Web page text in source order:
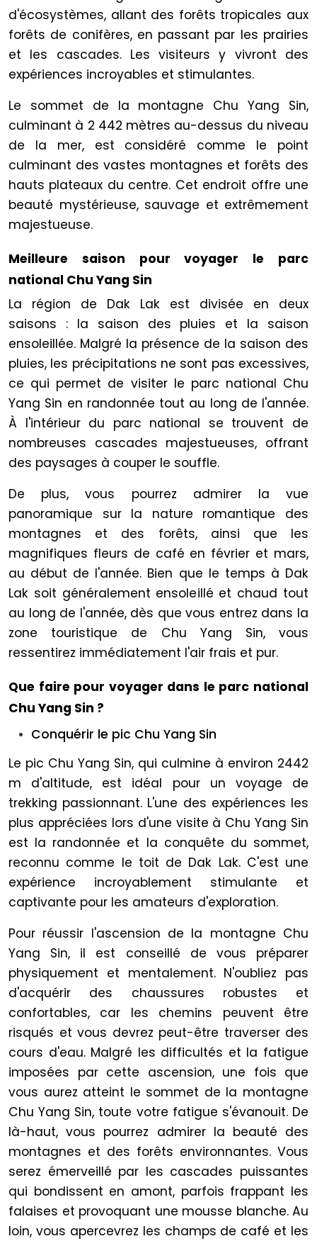
d'écosystèmes, allant des forêts tropicales aux
forêts de conifères, en passant par les prairies
et les cascades. Les visiteurs y vivront des
expériences incroyables et stimulantes.
Le sommet de la montagne Chu Yang Sin,
culminant à 2 442 mètres au-dessus du niveau
de la mer, est considéré comme le point
culminant des vastes montagnes et forêts des
hauts plateaux du centre. Cet endroit offre une
beauté mystérieuse, sauvage et extrêmement
majestueuse.
Meilleure saison pour voyager le parc
national Chu Yang Sin
La région de Dak Lak est divisée en deux
saisons : la saison des pluies et la saison
ensoleillée. Malgré la présence de la saison des
pluies, les précipitations ne sont pas excessives,
ce qui permet de visiter le parc national Chu
Yang Sin en randonnée tout au long de l'année.
À l'intérieur du parc national se trouvent de
nombreuses cascades majestueuses, offrant
des paysages à couper le souffle.
De plus, vous pourrez admirer la vue
panoramique sur la nature romantique des
montagnes et des forêts, ainsi que les
magnifiques fleurs de café en février et mars,
au début de l'année. Bien que le temps à Dak
Lak soit généralement ensoleillé et chaud tout
au long de l'année, dès que vous entrez dans la
zone touristique de Chu Yang Sin, vous
ressentirez immédiatement l'air frais et pur.
Que faire pour voyager dans le parc national
Chu Yang Sin ?
Conquérir le pic Chu Yang Sin
Le pic Chu Yang Sin, qui culmine à environ 2442
m d'altitude, est idéal pour un voyage de
trekking passionnant. L'une des expériences les
plus appréciées lors d'une visite à Chu Yang Sin
est la randonnée et la conquête du sommet,
reconnu comme le toit de Dak Lak. C'est une
expérience incroyablement stimulante et
captivante pour les amateurs d'exploration.
Pour réussir l'ascension de la montagne Chu
Yang Sin, il est conseillé de vous préparer
physiquement et mentalement. N'oubliez pas
d'acquérir des chaussures robustes et
confortables, car les chemins peuvent être
risqués et vous devrez peut-être traverser des
cours d'eau. Malgré les difficultés et la fatigue
imposées par cette ascension, une fois que
vous aurez atteint le sommet de la montagne
Chu Yang Sin, toute votre fatigue s'évanouit. De
là-haut, vous pourrez admirer la beauté des
montagnes et des forêts environnantes. Vous
serez émerveillé par les cascades puissantes
qui bondissent en amont, parfois frappant les
falaises et provoquant une mousse blanche. Au
loin, vous apercevrez les champs de café et les